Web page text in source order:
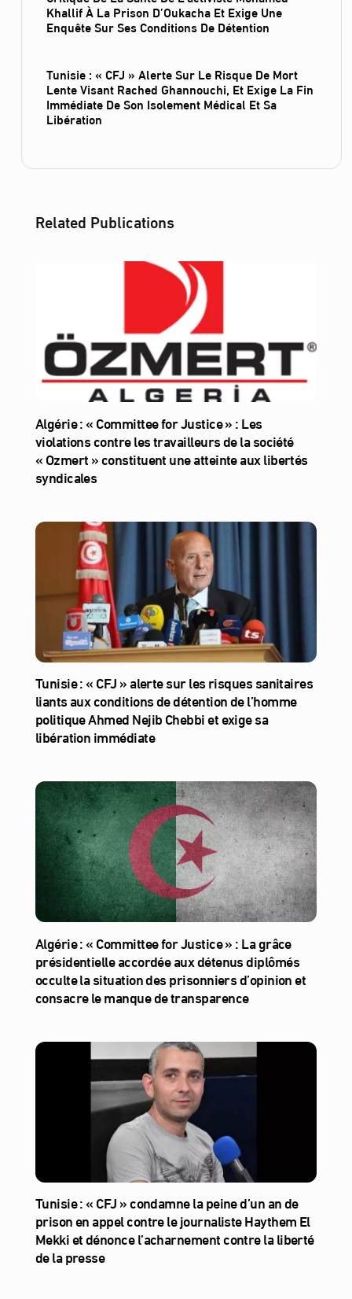
Khallif À La Prison D’Oukacha Et Exige Une
Enquête Sur Ses Conditions De Détention
Tunisie : « CFJ » Alerte Sur Le Risque De Mort
Lente Visant Rached Ghannouchi, Et Exige La Fin
Immédiate De Son Isolement Médical Et Sa
Libération
Related Publications
Algérie : « Committee for Justice » : Les
violations contre les travailleurs de la société
« Ozmert » constituent une atteinte aux libertés
syndicales
Tunisie : « CFJ » alerte sur les risques sanitaires
liants aux conditions de détention de l’homme
politique Ahmed Nejib Chebbi et exige sa
libération immédiate
Algérie : « Committee for Justice » : La grâce
présidentielle accordée aux détenus diplômés
occulte la situation des prisonniers d’opinion et
consacre le manque de transparence
Tunisie : « CFJ » condamne la peine d’un an de
prison en appel contre le journaliste Haythem El
Mekki et dénonce l’acharnement contre la liberté
de la presse